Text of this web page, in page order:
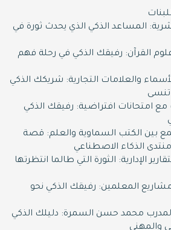
المساعد الذكي الذي يحدث ثورة في
القرآن: رفيقك الذكي في رحلة فهم
والعلامات التجارية: شريكك الذكي
تنسى
امتحانات افتراضية: رفيقك الذكي
بين الكتب السماوية والعلم: قصة
الذكاء الاصطناعي
الإدارية: الثورة التي طالما انتظرتها
المعلمين: رفيقك الذكي نحو
محمد حسن السمرة: دليلك الذكي
والمهني